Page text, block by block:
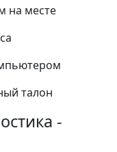
на месте
талон
-